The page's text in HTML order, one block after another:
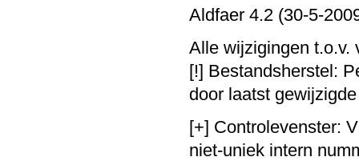
Aldfaer 4.2 (30-5-
Alle wijzigingen t.o.v.
[!] Bestandsherstel:
door laatst
[+] Controlevenster:
niet-uniek intern